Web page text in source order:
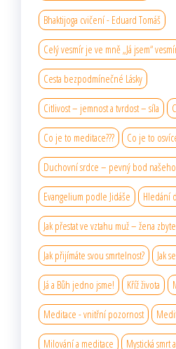
Bhaktijoga cvičení - Eduard Tomáš
Celý vesmír je ve mně „Já jsem“
Cesta bezpodmínečné Lásky
Citlivost – jemnost a tvrdost – síla
Co je to meditace??? Co je to
Duchovní srdce – pevný bod našeho
Evangelium podle Jidáše Hledání
Jak přestat ve vztahu muž – žena
Jak přijímáte svou smrtelnost? Jak
Já a Bůh jedno jsme! Kříž života
Meditace - vnitřní pozornost
Milování a meditace Mystická smrt